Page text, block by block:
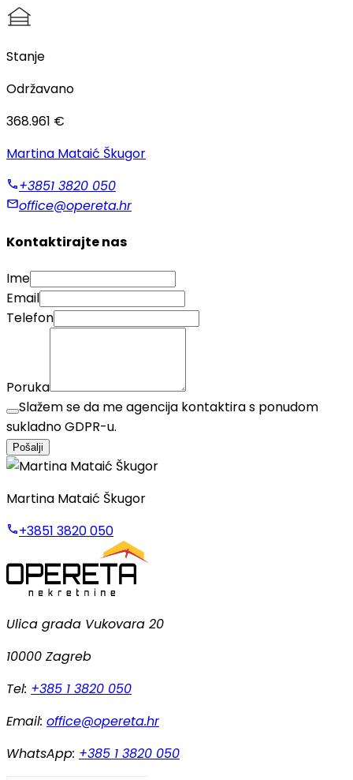
Stanje
Održavano
368.961 €
Martina Mataić Škugor
+3851 3820 050
office@opereta.hr
Kontaktirajte nas
Ime
Email
Telefon
Poruka
Slažem se da me agencija kontaktira s ponudom
sukladno GDPR-u.
Pošalji
Martina Mataić Škugor
+3851 3820 050
Ulica grada Vukovara 20
10000 Zagreb
Tel: +385 1 3820 050
Email: office@opereta.hr
WhatsApp: +385 1 3820 050